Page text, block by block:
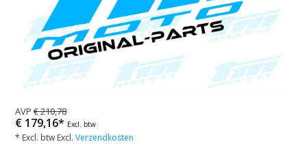
AVP€ 210,78
€ 179,16* Excl. btw
* Excl. btw Excl.Verzendkosten